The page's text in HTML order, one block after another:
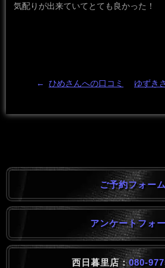
気配りが出来ていてとても良かった！
← ひめさんへの口コミ ゆずき
ご予約フォーム
アンケートフォ
西日暮里店：080-